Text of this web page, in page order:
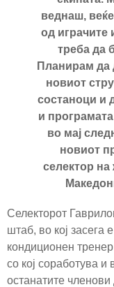
веднаш,
од играчите
треба да
Планирам да
новиот
состаноци и
и
во мај
новиот
селектор на
Селекторот
штаб, во кој засега
кондиционен
со кој соработува
останатите